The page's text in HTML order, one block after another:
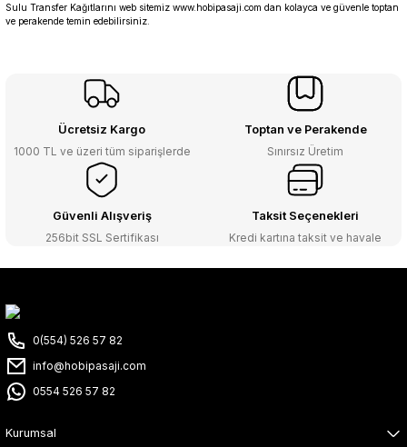
Sulu Transfer Kağıtlarını web sitemiz www.hobipasaji.com dan kolayca ve güvenle toptan
ve perakende temin edebilirsiniz.
Ücretsiz Kargo
1000 TL ve üzeri tüm siparişlerde
Toptan ve Perakende
Sınırsız Üretim
Güvenli Alışveriş
256bit SSL Sertifikası
Taksit Seçenekleri
Kredi kartına taksit ve havale
0(554) 526 57 82
info@hobipasaji.com
0554 526 57 82
Kurumsal